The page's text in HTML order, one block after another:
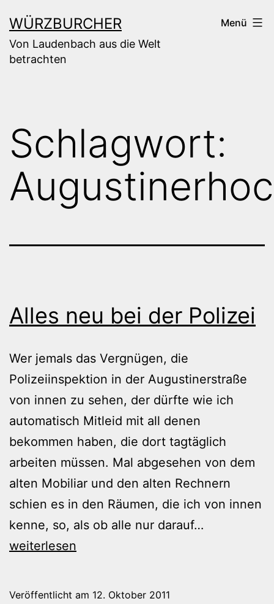
Inhalt
springen
WÜRZBURCHER
Von Laudenbach aus die Welt
betrachten
Menü
Schlagwort:
Alles neu bei der Polizei
Wer jemals das Vergnügen, die
Polizeiinspektion in der Augustinerstraße
von innen zu sehen, der dürfte wie ich
automatisch Mitleid mit all denen
bekommen haben, die dort tagtäglich
arbeiten müssen. Mal abgesehen von dem
alten Mobiliar und den alten Rechnern
schien es in den Räumen, die ich von innen
kenne, so, als ob alle nur darauf…
weiterlesen
Veröffentlicht am 12. Oktober 2011